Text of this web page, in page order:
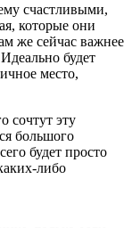
счастливыми,
которые они
же сейчас важнее
будет
место,
сочтут эту
большого
будет просто
либо